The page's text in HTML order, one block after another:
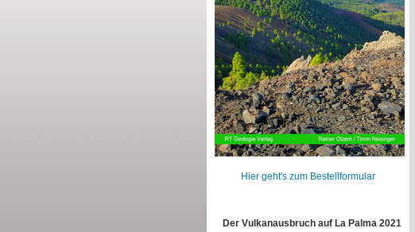
Hier geht's zum Bestellformular
Der Vulkanausbruch auf La Palma 2021